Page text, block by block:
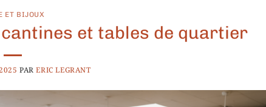
ET BIJOUX
et tables de quartier
PARERIC LEGRANT